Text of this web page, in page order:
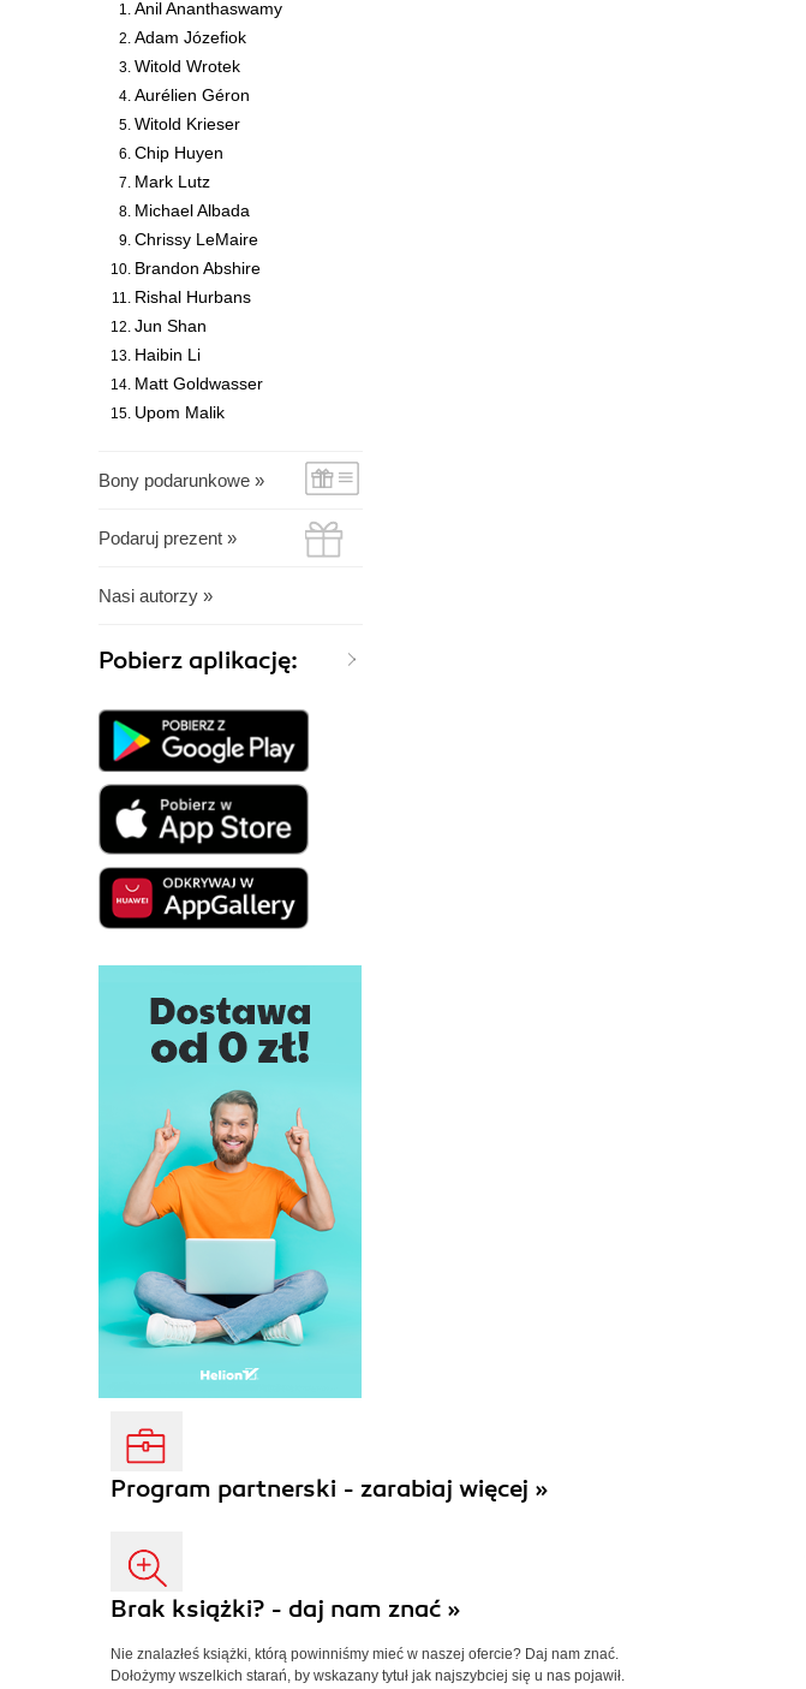
Anil Ananthaswamy
Adam Józefiok
Witold Wrotek
Aurélien Géron
Witold Krieser
Chip Huyen
Mark Lutz
Michael Albada
Chrissy LeMaire
Brandon Abshire
Rishal Hurbans
Jun Shan
Haibin Li
Matt Goldwasser
Upom Malik
Bony podarunkowe »
Podaruj prezent »
Nasi autorzy »
Pobierz aplikację:
Program partnerski - zarabiaj więcej »
Brak książki? - daj nam znać »
Nie znalazłeś książki, którą powinniśmy mieć w naszej ofercie? Daj nam znać.
Dołożymy wszelkich starań, by wskazany tytuł jak najszybciej się u nas pojawił.